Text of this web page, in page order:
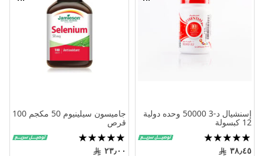
إسنشيال د-3 50000 وحده دولية
12 كبسولة
تقييم:
97%
٣٨٫٤٥
جاميسون سيلينيوم 50 مكجم 100
قرص
تقييم:
100%
٢٣٫٠٠